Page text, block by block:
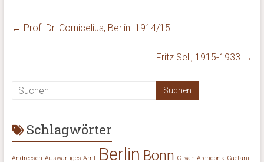
← Prof. Dr. Cornicelius, Berlin. 1914/15
Fritz Sell, 1915-1933 →
Schlagwörter
Andreesen Auswärtiges Amt Berlin Bonn C. van Arendonk Caetani